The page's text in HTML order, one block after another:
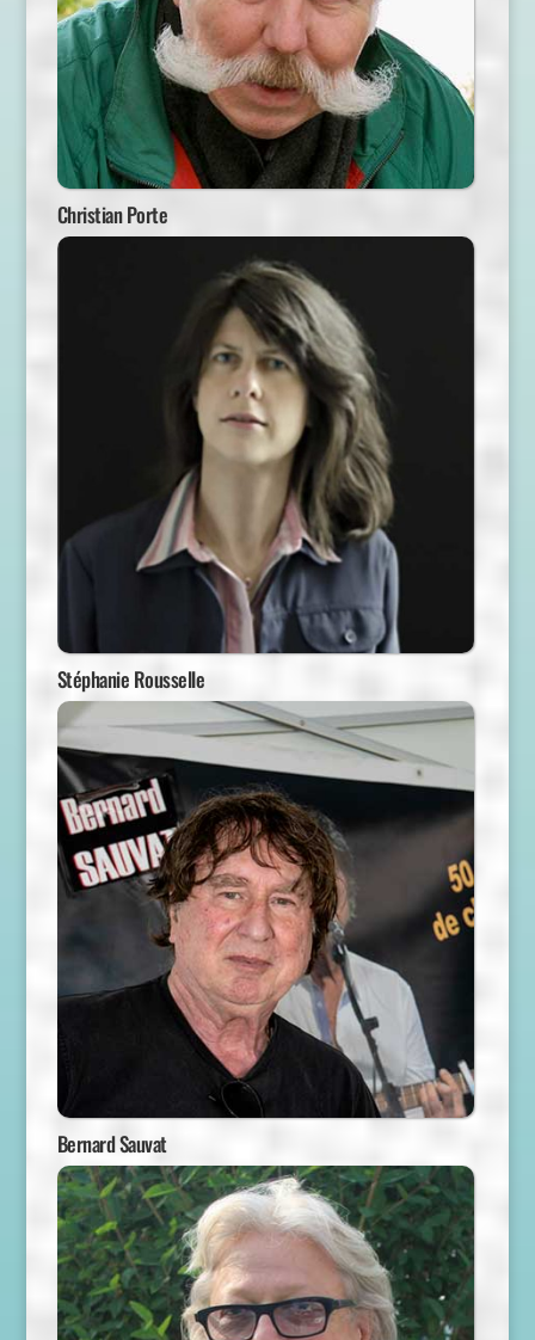
Christian Porte
Stéphanie Rousselle
Bernard Sauvat